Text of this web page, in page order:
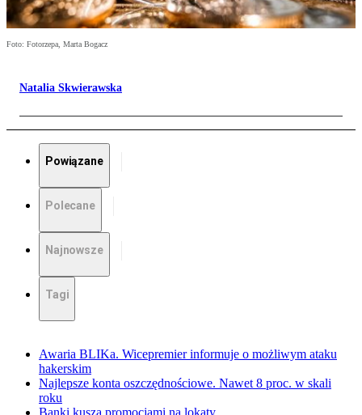
Foto: Fotorzepa, Marta Bogacz
Natalia Skwierawska
Powiązane
Polecane
Najnowsze
Tagi
Awaria BLIKa. Wicepremier informuje o możliwym ataku
hakerskim
Najlepsze konta oszczędnościowe. Nawet 8 proc. w skali
roku
Banki kuszą promocjami na lokaty